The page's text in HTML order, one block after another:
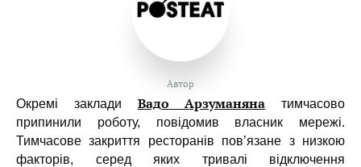
Автор
Окремі заклади Вадо Арзуманяна
тимчасово
припинили роботу, повідомив власник мережі.
Тимчасове закриття ресторанів пов’язане з низкою
факторів, серед яких тривалі відключення